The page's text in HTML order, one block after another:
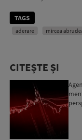
TAGS
aderare mircea
CITEȘTE ȘI